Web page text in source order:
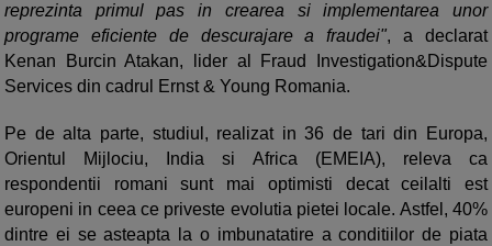
reprezinta primul pas in crearea si implementarea unor
programe eficiente de descurajare a fraudei", a declarat
Kenan Burcin Atakan, lider al Fraud Investigation&Dispute
Services din cadrul Ernst & Young Romania.
Pe de alta parte, studiul, realizat in 36 de tari din Europa,
Orientul Mijlociu, India si Africa (EMEIA), releva ca
respondentii romani sunt mai optimisti decat ceilalti est
europeni in ceea ce priveste evolutia pietei locale. Astfel, 40%
dintre ei se asteapta la o imbunatatire a conditiilor de piata